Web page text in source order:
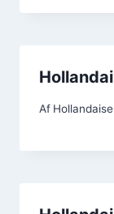
Af Hollandaise